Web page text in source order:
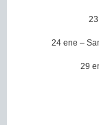
24 ene –
29